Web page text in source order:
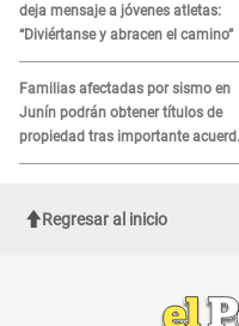
deja mensaje a jóvenes atletas:
“Diviértanse y abracen el camino”
Familias afectadas por sismo en
Junín podrán obtener títulos de
propiedad tras importante
de Cofopri
Regresar al inicio